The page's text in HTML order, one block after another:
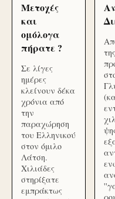
Μετοχές
και
ομόλογα
πήρατε ?
Σε λίγες
ημέρες
κλείνουν δέκα
χρόνια από
την
παραχώρηση
του Ελληνικού
στον όμιλο
Λάτση.
Χιλιάδες
στηρίξατε
εμπράκτως